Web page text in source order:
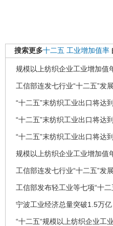
搜索更多十二五 工业增加值率
规模以上纺织企业工业增加值
工信部连发七行业“十二五”发
“十二五”末纺织工业出口将达
“十二五”末纺织工业出口将达
“十二五”末纺织工业出口将达
规模以上纺织企业工业增加值
工信部连发七行业“十二五”发
工信部发布轻工业等七项“十二
宁波工业经济总量突破1.5万亿
“十二五“规模以上纺织企业工